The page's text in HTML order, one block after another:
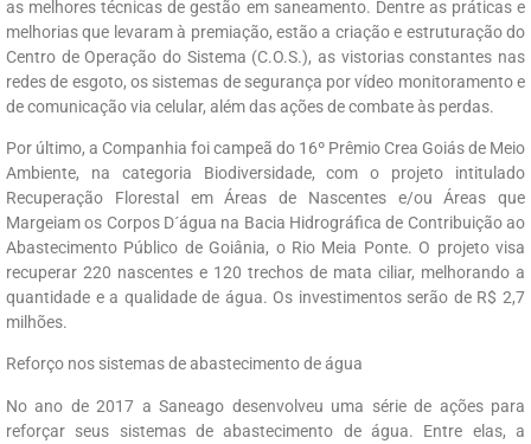
as melhores técnicas de gestão em saneamento. Dentre as práticas e
melhorias que levaram à premiação, estão a criação e estruturação do
Centro de Operação do Sistema (C.O.S.), as vistorias constantes nas
redes de esgoto, os sistemas de segurança por vídeo monitoramento e
de comunicação via celular, além das ações de combate às perdas.
Por último, a Companhia foi campeã do 16º Prêmio Crea Goiás de Meio
Ambiente, na categoria Biodiversidade, com o projeto intitulado
Recuperação Florestal em Áreas de Nascentes e/ou Áreas que
Margeiam os Corpos D´água na Bacia Hidrográfica de Contribuição ao
Abastecimento Público de Goiânia, o Rio Meia Ponte. O projeto visa
recuperar 220 nascentes e 120 trechos de mata ciliar, melhorando a
quantidade e a qualidade de água. Os investimentos serão de R$ 2,7
milhões.
Reforço nos sistemas de abastecimento de água
No ano de 2017 a Saneago desenvolveu uma série de ações para
reforçar seus sistemas de abastecimento de água. Entre elas, a